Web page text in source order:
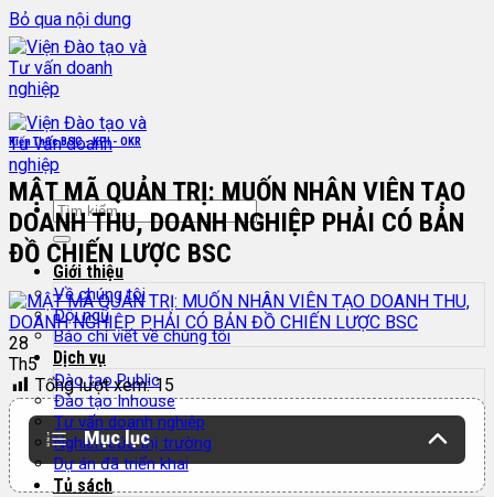
Bỏ qua nội dung
Giới thiệu
Về chúng tôi
Đội ngũ
Báo chí viết về chúng tôi
Dịch vụ
Đào tạo Public
Đào tạo Inhouse
Tư vấn doanh nghiệp
Nghiên cứu thị trường
Dự án đã triển khai
Tủ sách
Kiến Thức BSC - KPI - OKR
MẬT MÃ QUẢN TRỊ: MUỐN NHÂN VIÊN TẠO
DOANH THU, DOANH NGHIỆP PHẢI CÓ BẢN
ĐỒ CHIẾN LƯỢC BSC
28
Th5
Tổng lượt xem: 15
Mục lục